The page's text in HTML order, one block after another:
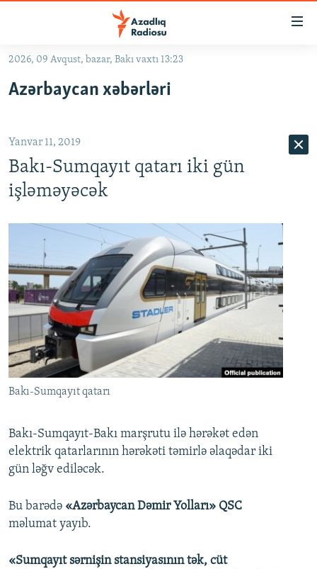
Əsas
qayıt
qayıt
Axtarışa
keç
QANUNI DOĞRU
ARAŞDIRMA
MULTIMEDIA
VIDEO
FOTOQALEREYA
İNFOQRAFIKA
KARIKATURA
RADIO ARXIV
OXU ZALI
AZƏRBAYCAN ƏDƏBIYYATI KITABXANASI
İSLAM VƏ DEMOKRATIYA
HAQQIMIZDA
MISSIYAMIZ
PEŞƏ ETIKASI VƏ JURNALISTIKA STANDARTLARIMIZ
BIZIMLƏ ƏLAQƏ
XƏBƏR BÜLLETENLƏRIMIZ
BIZI IZLƏ
2026, 09 Avqust, bazar, Bakı vaxtı 13:23
Azərbaycan xəbərləri
Yanvar 11, 2019
Bakı-Sumqayıt qatarı iki gün
işləməyəcək
Bakı-Sumqayıt qatarı
Bakı-Sumqayıt-Bakı marşrutu ilə hərəkət edən
elektrik qatarlarının hərəkəti təmirlə əlaqədar iki
gün ləğv ediləcək.
Bu barədə «Azərbaycan Dəmir Yolları» QSC
məlumat yayıb.
«Sumqayıt sərnişin stansiyasının tək, cüt